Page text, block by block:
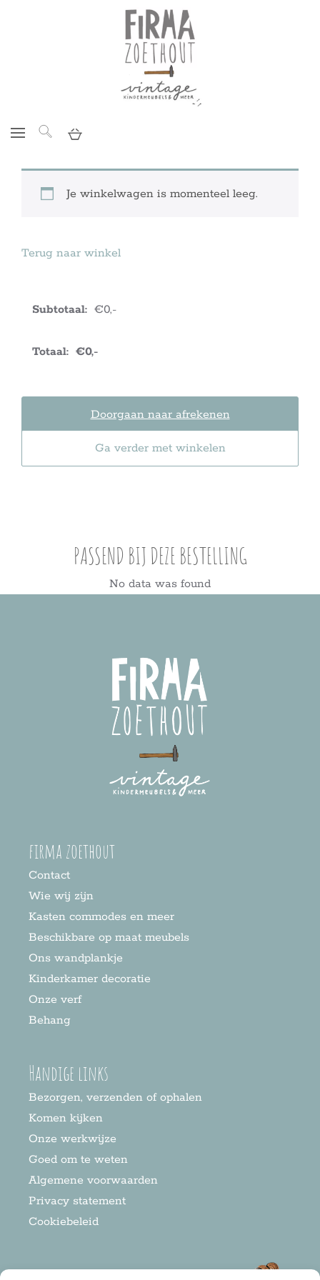
Je winkelwagen is momenteel leeg.
Terug naar winkel
€0,-
€0,-
Doorgaan naar afrekenen
Ga verder met winkelen
PASSEND BIJ DEZE BESTELLING
No data was found
firma zoethout
Contact
Wie wij zijn
Kasten commodes en meer
Beschikbare op maat meubels
Ons wandplankje
Kinderkamer decoratie
Onze verf
Behang
Handige links
Bezorgen, verzenden of ophalen
Komen kijken
Onze werkwijze
Goed om te weten
Algemene voorwaarden
Privacy statement
Cookiebeleid